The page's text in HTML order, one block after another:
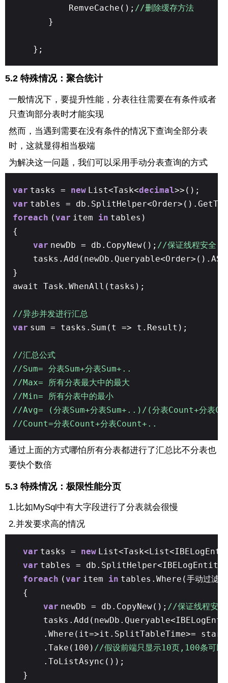
RemveCache(); //删除缓存方法
}
};
5.2 特殊情况：聚合统计
一般情况下，要提升性能，分表往往需要在有条件或者
只查询部分表时才能实现
然而，当遇到需要在没有条件的情况下查询全部分表
时，这就显得相当极端
为解决这一问题，我们可以采用手动分表查询的方式
var tasks = new List<Task<decimal>>();
var tables =
foreach (var item in tables)
{
var newDb = db.CopyNew(); //保证线程安全
}
await Task.WhenAll(tasks);
//异步并发进行汇总
var sum = tasks.Sum(t => t.Result);
//汇总公式
//Sum= 分表Sum+分表Sum+..
//Max= 所有分表最大中的最大
//Min= 所有分表中的最小
//Avg= (分表Sum+分表Sum+..)/(分表Count+分表
//Count=分表Count+分表Count+..
通过上面的方式哪怕所有分表都进行了汇总比不分表也
要快个数倍
5.3 特殊情况：极限性能分页
1.比如MySql中有大字段进行了分表就会很慢
2.并发要求高的情况
var tasks = new
var tables =
foreach (var item in tables.Where(手动过滤
{
var newDb = db.CopyNew(); //保证线程安全
.Where(it=>it.SplitTableTime>=
.Take(100) //假设前端只显示10页,100条可
.ToListAsync());
}